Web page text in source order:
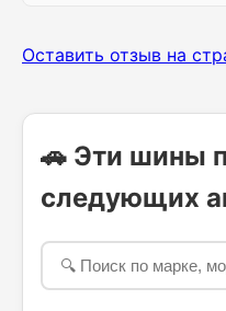
Оставить отзыв на
🚗 Эти шины
следующих